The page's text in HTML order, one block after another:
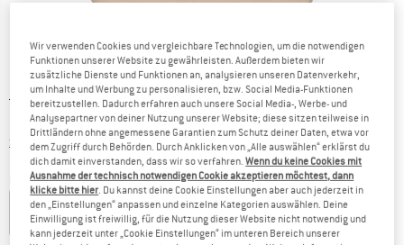
Ursprünglicher Preis :
39,95€
Preis:
31,96€ inkl. MwSt.
zzgl. VersandkostenInformationen zu den Versandkosten. Öffnet sich in
Farbe:Sand
Wir verwenden Cookies und vergleichbare Technologien, um die notwendigen
Funktionen unserer Website zu gewährleisten. Außerdem bieten wir
zusätzliche Dienste und Funktionen an, analysieren unseren Datenverkehr,
um Inhalte und Werbung zu personalisieren, bzw. Social Media-Funktionen
bereitzustellen. Dadurch erfahren auch unsere Social Media-, Werbe- und
Analysepartner von deiner Nutzung unserer Website; diese sitzen teilweise in
Drittländern ohne angemessene Garantien zum Schutz deiner Daten, etwa vor
dem Zugriff durch Behörden. Durch Anklicken von „Alle auswählen“ erklärst du
dich damit einverstanden, dass wir so verfahren.Wenn du keine Cookies mit
Ausnahme der technisch notwendigen Cookie akzeptieren möchtest, dann
klicke bitte hier. Du kannst deine Cookie Einstellungen aber auch jederzeit in
den „Einstellungen“ anpassen und einzelne Kategorien auswählen. Deine
Einwilligung ist freiwillig, für die Nutzung dieser Website nicht notwendig und
kann jederzeit unter „Cookie Einstellungen“ im unteren Bereich unserer